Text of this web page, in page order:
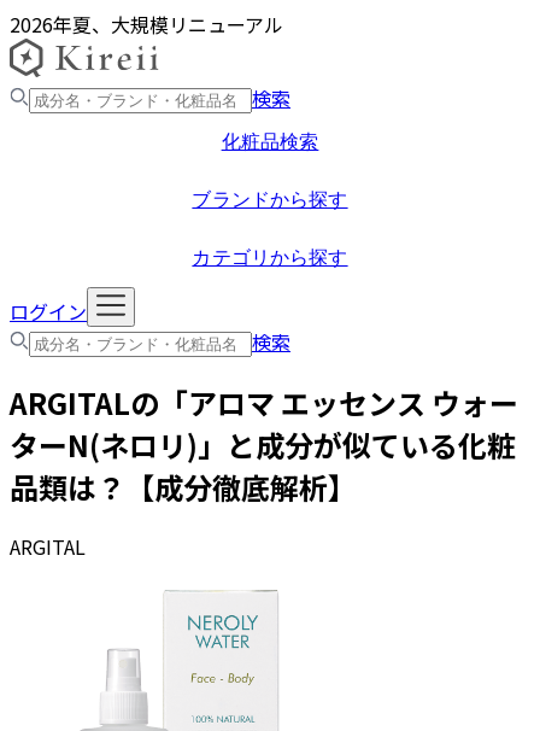
2026年夏、大規模リニューアル
検索
化粧品検索
ブランドから探す
カテゴリから探す
ログイン
検索
ARGITALの「アロマ エッセンス ウォー
ターN(ネロリ) 」と成分が似ている化粧
品類は？【成分徹底解析】
ARGITAL